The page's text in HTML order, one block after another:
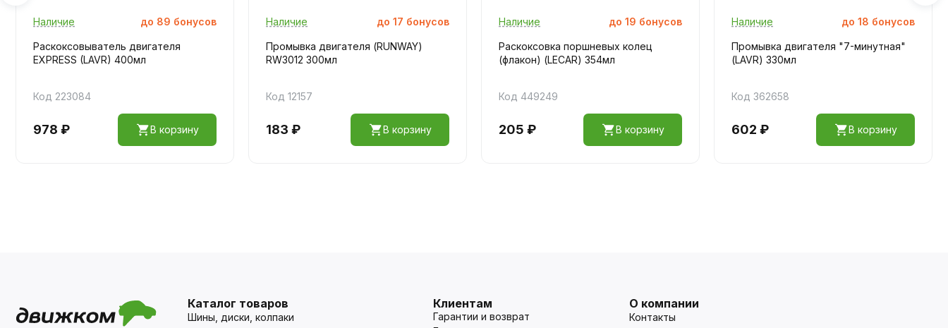
Наличие до 89 бонусов
Раскоксовыватель двигателя
EXPRESS (LAVR) 400мл
Код 223084
978 ₽ В корзину
Наличие до 17 бонусов
Промывка двигателя (RUNWAY)
RW3012 300мл
Код 12157
183 ₽ В корзину
Наличие до 19 бонусов
Раскоксовка поршневых колец
(флакон) (LECAR) 354мл
Код 449249
205 ₽ В корзину
Наличие до 18 бонусов
Промывка двигателя "7-минутная"
(LAVR) 330мл
Код 362658
602 ₽ В корзину
Каталог товаров
Шины, диски, колпаки
Клиентам
Гарантии и возврат
О компании
Контакты